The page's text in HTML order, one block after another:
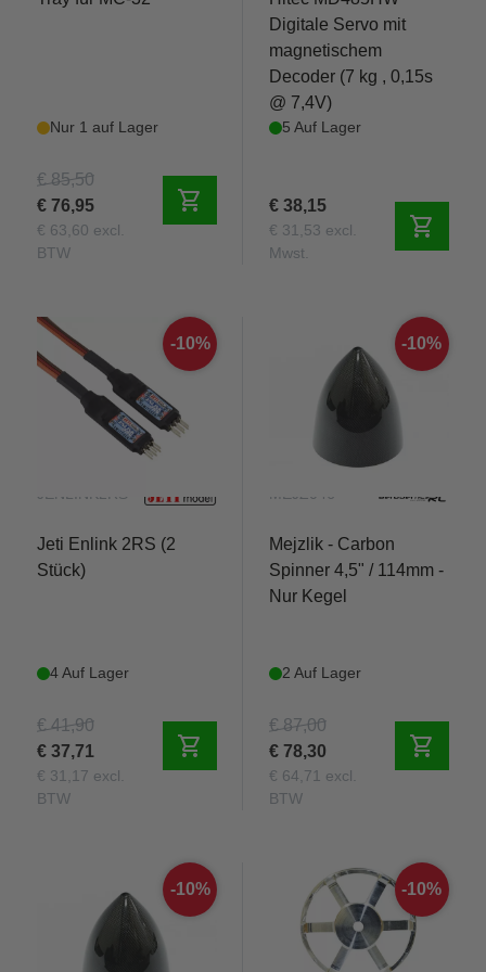
Nur 1 auf Lager
€ 85,50
€ 76,95
€ 63,60 excl.
BTW
shopping_cart
Digitale Servo mit
magnetischem
Decoder (7 kg , 0,15s
@ 7,4V)
5 Auf Lager
€ 38,15
€ 31,53 excl.
Mwst.
shopping_cart
-10%
JENLINK2RS
Jeti Enlink 2RS (2
Stück)
4 Auf Lager
€ 41,90
€ 37,71
€ 31,17 excl.
BTW
shopping_cart
-10%
MEJZ046
Mejzlik - Carbon
Spinner 4,5" / 114mm -
Nur Kegel
2 Auf Lager
€ 87,00
€ 78,30
€ 64,71 excl.
BTW
shopping_cart
-10% -10%